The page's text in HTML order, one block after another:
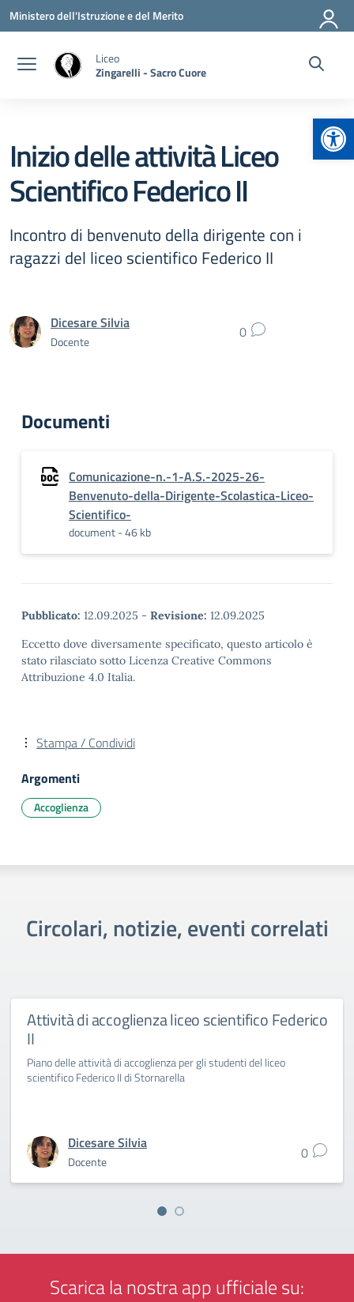
Vai ai contenuti
Vai al menu di navigazione
Vai al footer
Ministero dell'Istruzione e del Merito
Liceo
Zingarelli - Sacro Cuore
Inizio delle attività Liceo
Scientifico Federico II
Incontro di benvenuto della dirigente con i
ragazzi del liceo scientifico Federico II
Dicesare Silvia
Docente 0
Documenti
Comunicazione-n.-1-A.S.-2025-26-
Benvenuto-della-Dirigente-Scolastica-Liceo-
Scientifico-
document - 46 kb
Pubblicato: 12.09.2025 - Revisione: 12.09.2025
Eccetto dove diversamente specificato, questo articolo è
stato rilasciato sotto Licenza Creative Commons
Attribuzione 4.0 Italia.
Stampa / Condividi
Argomenti
Accoglienza
Circolari, notizie, eventi correlati
Attività di accoglienza liceo scientifico Federico
II
Piano delle attività di accoglienza per gli studenti del liceo
scientifico Federico II di Stornarella
Dicesare Silvia
Docente 0
Scarica la nostra app ufficiale su: